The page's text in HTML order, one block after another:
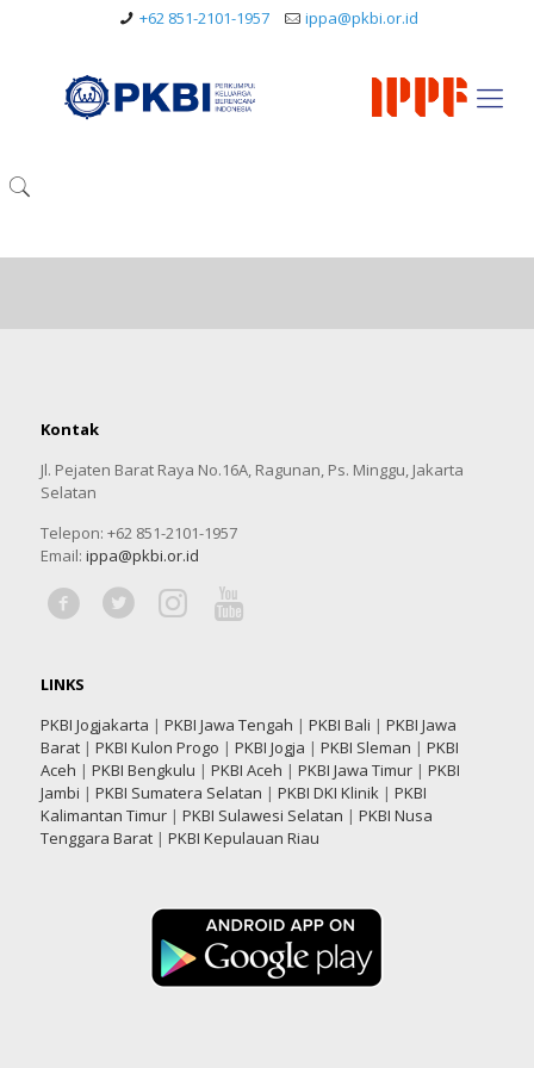
+62 851-2101-1957 ippa@pkbi.or.id
Kontak
Jl. Pejaten Barat Raya No.16A, Ragunan, Ps. Minggu, Jakarta
Selatan
Telepon: +62 851-2101-1957
Email: ippa@pkbi.or.id
LINKS
PKBI Jogjakarta | PKBI Jawa Tengah | PKBI Bali | PKBI Jawa
Barat| PKBI Kulon Progo | PKBI Jogja | PKBI Sleman | PKBI
Aceh | PKBI Bengkulu | PKBI Aceh | PKBI Jawa Timur| PKBI
Jambi | PKBI Sumatera Selatan | PKBI DKI Klinik| PKBI
Kalimantan Timur| PKBI Sulawesi Selatan | PKBI Nusa
Tenggara Barat| PKBI Kepulauan Riau